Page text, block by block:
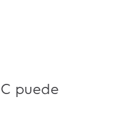
puede